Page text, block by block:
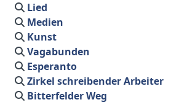
Lied
Medien
Kunst
Vagabunden
Esperanto
Zirkel schreibender Arbeiter
Bitterfelder Weg